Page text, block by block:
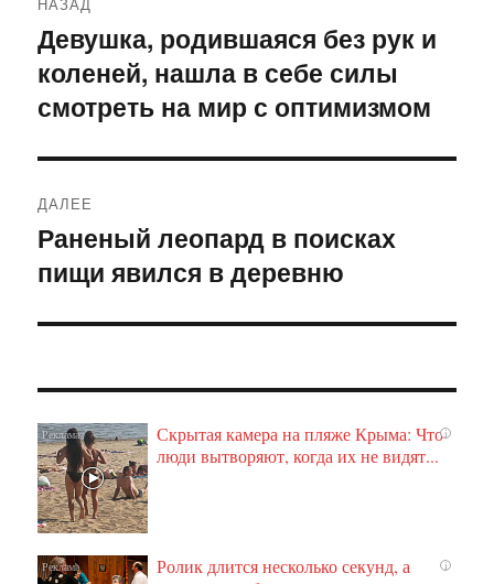
по
записям
Предыдущая
запись:
Девушка, родившаяся без рук и
коленей, нашла в себе силы
смотреть на мир с оптимизмом
ДАЛЕЕ
Следующая
запись:
Раненый леопард в поисках
пищи явился в деревню
i
Скрытая камера на пляже Крыма: Что
люди вытворяют, когда их не видят...
i
Ролик длится несколько секунд, а